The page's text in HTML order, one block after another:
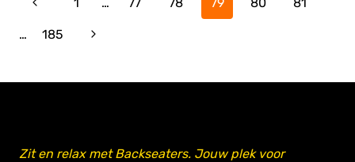
pagina
… 185
Volgende
Zit en relax met Backseaters. Jouw plek voor